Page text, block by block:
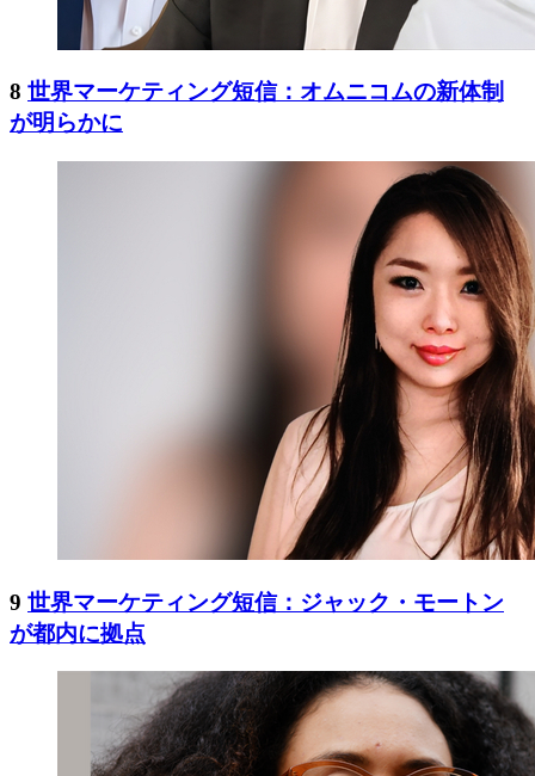
8 世界マーケティング短信：オムニコムの新体制
が明らかに
9 世界マーケティング短信：ジャック・モートン
が都内に拠点